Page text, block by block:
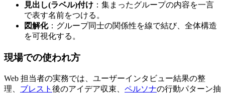
見出し(ラベル)付け ：集まったグループの内容を一言
で表す名前をつける。
図解化：グループ同士の関係性を線で結び、全体構造
を可視化する。
現場での使われ方
Web 担当者の実務では、ユーザーインタビュー結果の整
理、 ブレスト 後のアイデア収束、 ペルソナの行動パターン抽